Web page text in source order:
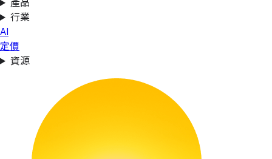
產品
行業
AI
定價
資源